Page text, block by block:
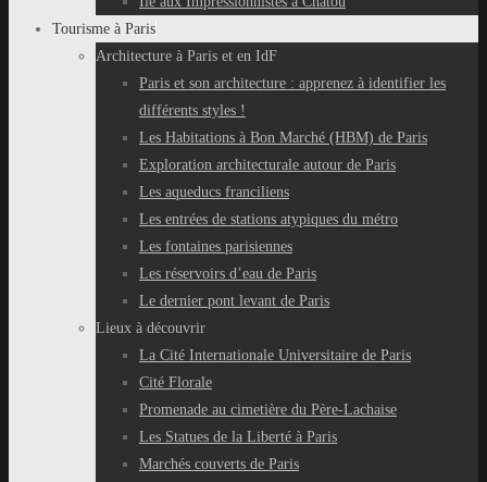
Tourisme à Paris
Architecture à Paris et en IdF
Paris et son architecture : apprenez à identifier les
différents styles !
Les Habitations à Bon Marché (HBM) de Paris
Exploration architecturale autour de Paris
Les aqueducs franciliens
Les entrées de stations atypiques du métro
Les fontaines parisiennes
Les réservoirs d’eau de Paris
Le dernier pont levant de Paris
Lieux à découvrir
La Cité Internationale Universitaire de Paris
Cité Florale
Promenade au cimetière du Père-Lachaise
Les Statues de la Liberté à Paris
Marchés couverts de Paris